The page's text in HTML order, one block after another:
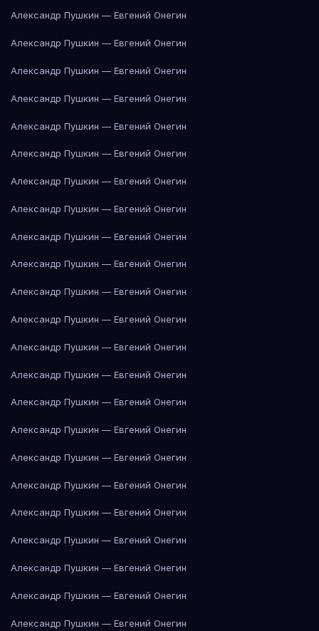
Александр Пушкин — Евгений Онегин
Александр Пушкин — Евгений Онегин
Александр Пушкин — Евгений Онегин
Александр Пушкин — Евгений Онегин
Александр Пушкин — Евгений Онегин
Александр Пушкин — Евгений Онегин
Александр Пушкин — Евгений Онегин
Александр Пушкин — Евгений Онегин
Александр Пушкин — Евгений Онегин
Александр Пушкин — Евгений Онегин
Александр Пушкин — Евгений Онегин
Александр Пушкин — Евгений Онегин
Александр Пушкин — Евгений Онегин
Александр Пушкин — Евгений Онегин
Александр Пушкин — Евгений Онегин
Александр Пушкин — Евгений Онегин
Александр Пушкин — Евгений Онегин
Александр Пушкин — Евгений Онегин
Александр Пушкин — Евгений Онегин
Александр Пушкин — Евгений Онегин
Александр Пушкин — Евгений Онегин
Александр Пушкин — Евгений Онегин
Александр Пушкин — Евгений Онегин